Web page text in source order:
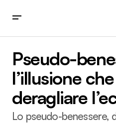
Pseudo-
l’illusione
deragliare
Lo pseudo-benessere,